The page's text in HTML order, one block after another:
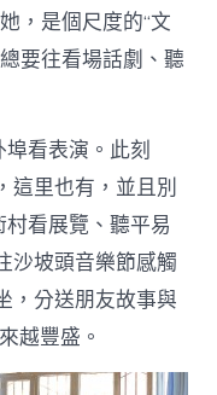
，是個尺度的“文
要往看場話劇、聽
埠看表演。此刻
這里也有，並且別
村看展覽、聽平易
沙坡頭音樂節感觸
，分送朋友故事與
越豐盛。